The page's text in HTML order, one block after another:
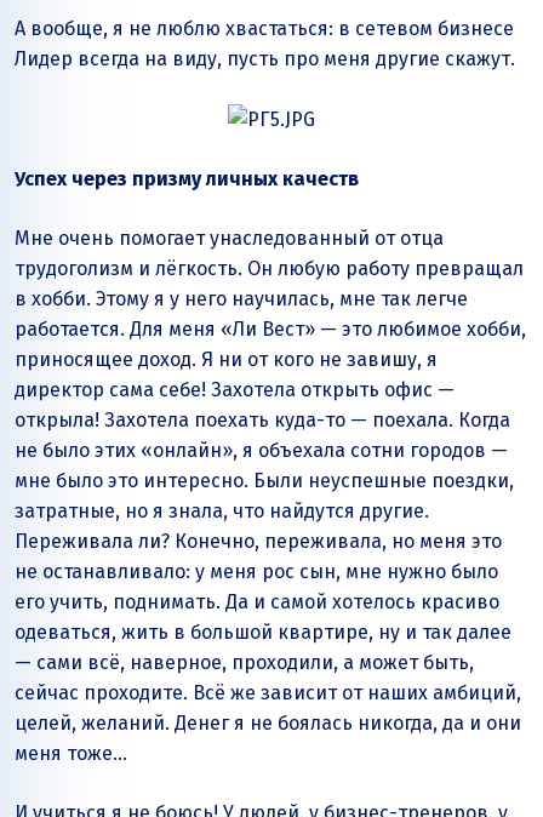
А вообще, я не люблю хвастаться: в сетевом бизнесе
Лидер всегда на виду, пусть про меня другие скажут.
Успех через призму личных качеств
Мне очень помогает унаследованный от отца
трудоголизм и лёгкость. Он любую работу превращал
в хобби. Этому я у него научилась, мне так легче
работается. Для меня «Ли Вест» — это любимое хобби,
приносящее доход. Я ни от кого не завишу, я
директор сама себе! Захотела открыть офис —
открыла! Захотела поехать куда-то — поехала. Когда
не было этих «онлайн», я объехала сотни городов —
мне было это интересно. Были неуспешные поездки,
затратные, но я знала, что найдутся другие.
Переживала ли? Конечно, переживала, но меня это
не останавливало: у меня рос сын, мне нужно было
его учить, поднимать. Да и самой хотелось красиво
одеваться, жить в большой квартире, ну и так далее
— сами всё, наверное, проходили, а может быть,
сейчас проходите. Всё же зависит от наших амбиций,
целей, желаний. Денег я не боялась никогда, да и они
меня тоже…